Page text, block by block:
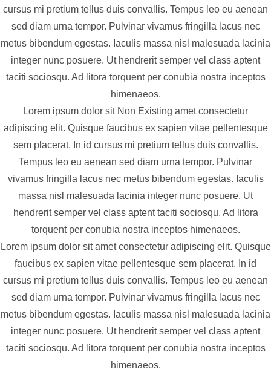
cursus mi pretium tellus duis convallis. Tempus leo eu aenean
sed diam urna tempor. Pulvinar vivamus fringilla lacus nec
metus bibendum egestas. Iaculis massa nisl malesuada lacinia
integer nunc posuere. Ut hendrerit semper vel class aptent
taciti sociosqu. Ad litora torquent per conubia nostra inceptos
himenaeos.
Lorem ipsum dolor sit Non Existing amet consectetur
adipiscing elit. Quisque faucibus ex sapien vitae pellentesque
sem placerat. In id cursus mi pretium tellus duis convallis.
Tempus leo eu aenean sed diam urna tempor. Pulvinar
vivamus fringilla lacus nec metus bibendum egestas. Iaculis
massa nisl malesuada lacinia integer nunc posuere. Ut
hendrerit semper vel class aptent taciti sociosqu. Ad litora
torquent per conubia nostra inceptos himenaeos.
Lorem ipsum dolor sit amet consectetur adipiscing elit. Quisque
faucibus ex sapien vitae pellentesque sem placerat. In id
cursus mi pretium tellus duis convallis. Tempus leo eu aenean
sed diam urna tempor. Pulvinar vivamus fringilla lacus nec
metus bibendum egestas. Iaculis massa nisl malesuada lacinia
integer nunc posuere. Ut hendrerit semper vel class aptent
taciti sociosqu. Ad litora torquent per conubia nostra inceptos
himenaeos.